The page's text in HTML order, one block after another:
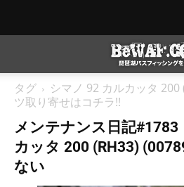
タグ
シマノ 92 カルカッタ
ツ取り寄せはコチラ!!
メンテナンス日記#1783
カッタ 200 (RH33)
ない